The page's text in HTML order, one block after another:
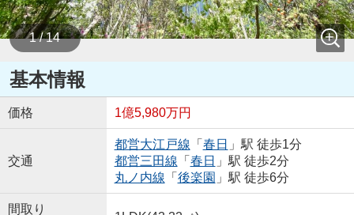
1 / 14
基本情報
価格 1億5,980万円
交通
都営大江戸線 「 春日 」駅 徒歩1分
都営三田線 「 春日 」駅 徒歩2分
丸ノ内線 「 後楽園 」駅 徒歩6分
間取り